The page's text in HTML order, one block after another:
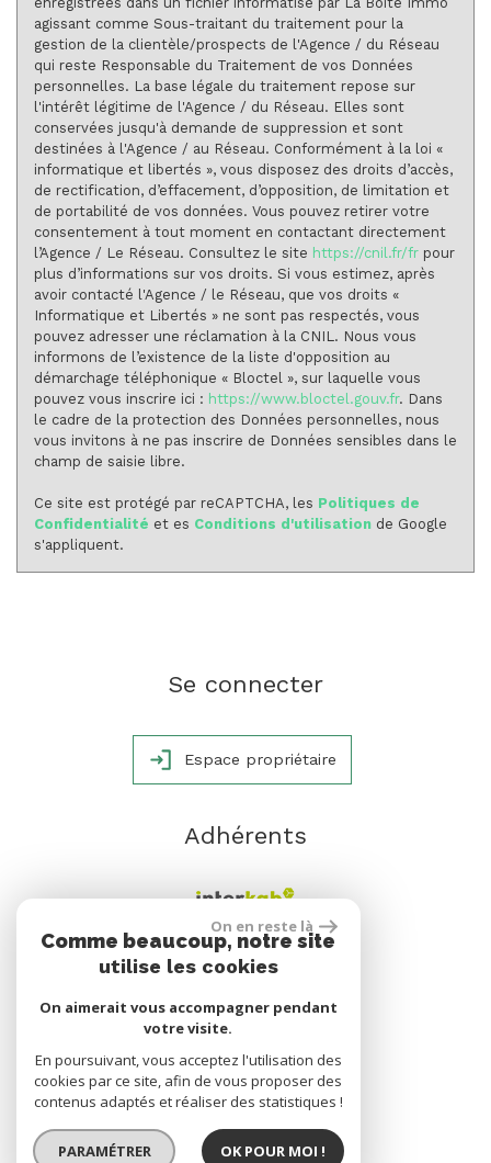
agissant comme Sous-traitant du traitement pour la
gestion de la clientèle/prospects de l'Agence / du Réseau
qui reste Responsable du Traitement de vos Données
personnelles. La base légale du traitement repose sur
l'intérêt légitime de l'Agence / du Réseau. Elles sont
conservées jusqu'à demande de suppression et sont
destinées à l'Agence / au Réseau. Conformément à la loi «
informatique et libertés », vous disposez des droits d’accès,
de rectification, d’effacement, d’opposition, de limitation et
de portabilité de vos données. Vous pouvez retirer votre
consentement à tout moment en contactant directement
l’Agence / Le Réseau. Consultez le site https://cnil.fr/fr pour
plus d’informations sur vos droits. Si vous estimez, après
avoir contacté l'Agence / le Réseau, que vos droits «
Informatique et Libertés » ne sont pas respectés, vous
pouvez adresser une réclamation à la CNIL. Nous vous
informons de l’existence de la liste d'opposition au
démarchage téléphonique « Bloctel », sur laquelle vous
pouvez vous inscrire ici : https://www.bloctel.gouv.fr. Dans
le cadre de la protection des Données personnelles, nous
vous invitons à ne pas inscrire de Données sensibles dans le
champ de saisie libre.
Ce site est protégé par reCAPTCHA, les Politiques de
Confidentialité et es Conditions d'utilisation de Google
s'appliquent.
Adhérents
Se connecter
Espace propriétaire
réalisé par
On en reste là
Comme beaucoup, notre site
utilise les cookies
On aimerait vous accompagner pendant
votre visite.
En poursuivant, vous acceptez l'utilisation des
cookies par ce site, afin de vous proposer des
contenus adaptés et réaliser des statistiques !
PARAMÉTRER OK POUR MOI !